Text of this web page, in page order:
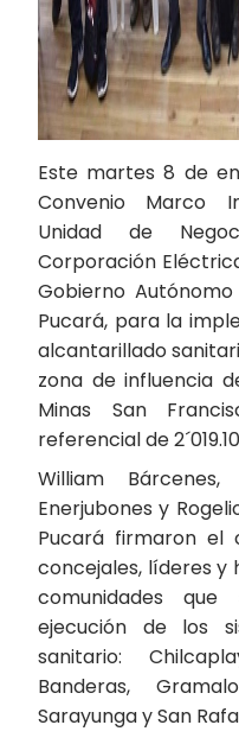
Este martes 8 de
Convenio Marco
Unidad de
Corporación
Gobierno
Pucará, para la
alcantarillado
zona de influencia
Minas San
referencial de
William
Enerjubones y
Pucará firmaron el
concejales, líderes y
comunidades
ejecución de los
sanitario:
Banderas,
Sarayunga y San